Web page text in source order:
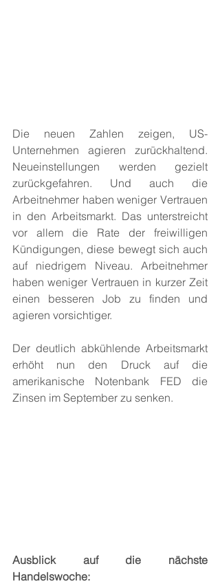
Die neuen Zahlen zeigen, US-
Unternehmen agieren zurückhaltend.
Neueinstellungen werden gezielt
zurückgefahren. Und auch die
Arbeitnehmer haben weniger Vertrauen
in den Arbeitsmarkt. Das unterstreicht
vor allem die Rate der freiwilligen
Kündigungen, diese bewegt sich auch
auf niedrigem Niveau. Arbeitnehmer
haben weniger Vertrauen in kurzer Zeit
einen besseren Job zu finden und
agieren vorsichtiger.
Der deutlich abkühlende Arbeitsmarkt
erhöht nun den Druck auf die
amerikanische Notenbank FED die
Zinsen im September zu senken.
Ausblick auf die nächste
Handelswoche: